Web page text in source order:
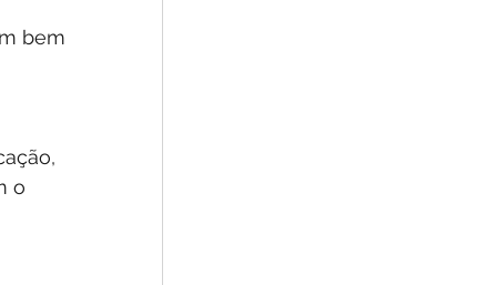
bem
o